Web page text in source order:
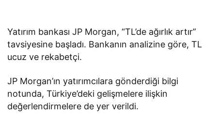
Yatırım bankası JP Morgan, “TL’de ağırlık artır”
tavsiyesine başladı. Bankanın analizine göre, TL
ucuz ve rekabetçi.
JP Morgan’ın yatırımcılara gönderdiği bilgi
notunda, Türkiye’deki gelişmelere ilişkin
değerlendirmelere de yer verildi.